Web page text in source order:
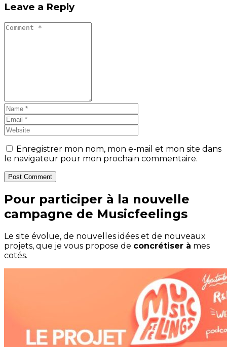
Leave a Reply
Enregistrer mon nom, mon e-mail et mon site dans
le navigateur pour mon prochain commentaire.
Post Comment
Pour participer à la nouvelle
campagne de Musicfeelings
Le site évolue, de nouvelles idées et de nouveaux
projets, que je vous propose de concrétiser à mes
cotés.